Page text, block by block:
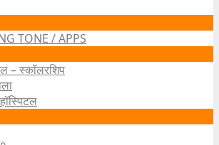
TONE / APPS
– स्कॉलरशिप